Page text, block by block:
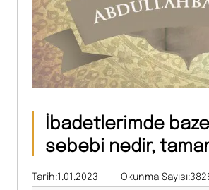
İbadetlerimde
sebebi nedir,
Tarih:1.01.2023 Okunma